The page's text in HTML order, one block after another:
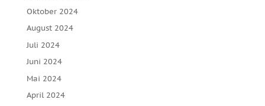
Oktober 2024
August 2024
Juli 2024
Juni 2024
Mai 2024
April 2024